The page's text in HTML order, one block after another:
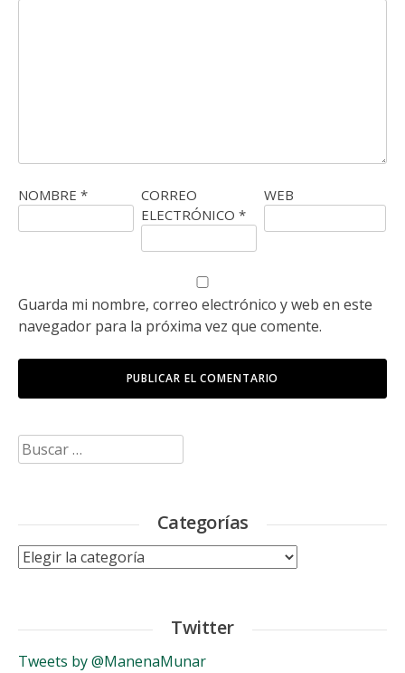
NOMBRE *
CORREO
ELECTRÓNICO *
WEB
Guarda mi nombre, correo electrónico y web en este
navegador para la próxima vez que comente.
Buscar:
Categorías
Categorías
Twitter
Tweets by @ManenaMunar